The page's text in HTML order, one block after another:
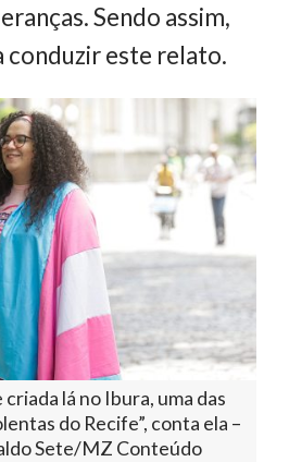
Sendo assim,
conduzir este relato.
criada lá no Ibura, uma das
do Recife”, conta ela –
Sete/MZ Conteúdo